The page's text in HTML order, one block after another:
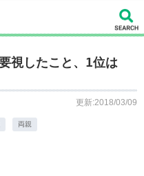
視したこと、1位は
更新:2018/03/09
両親